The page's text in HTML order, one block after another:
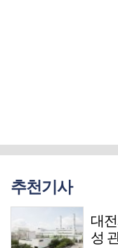
추천기사
대
성